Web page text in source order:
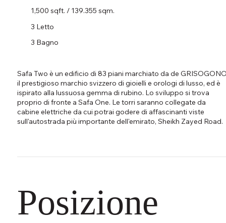
1,500 sqft. / 139.355 sqm.
3 Letto
3 Bagno
Safa Two è un edificio di 83 piani marchiato da de
il prestigioso marchio svizzero di gioielli e orologi di lusso, ed è
ispirato alla lussuosa gemma di rubino. Lo sviluppo si trova
proprio di fronte a Safa One. Le torri saranno collegate da
cabine elettriche da cui potrai godere di affascinanti viste
sull'autostrada più importante dell'emirato, Sheikh Zayed Road.
Posizione